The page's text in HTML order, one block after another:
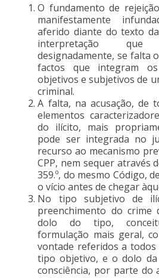
O fundamento de
manifestamente
aferido diante do texto
interpretação
designadamente, se falta
factos que integram
objetivos e subjetivos de
criminal.
A falta, na acusação, de
elementos
do ilícito, mais
pode ser integrada no
recurso ao mecanismo
CPP, nem sequer através
359.º, do mesmo Código,
o vício antes de chegar
No tipo subjetivo de
preenchimento do crime
dolo do tipo,
formulação mais geral,
vontade referidos a
tipo objetivo, e o dolo
consciência, por parte do